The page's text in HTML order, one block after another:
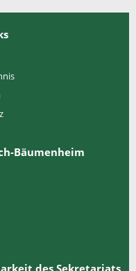
Bäumenheim